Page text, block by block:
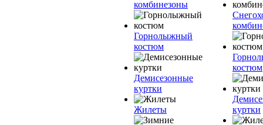
комбинезоны
Горнолыжный
костюм
Демисезонные
куртки
Жилеты
костюм
куртки